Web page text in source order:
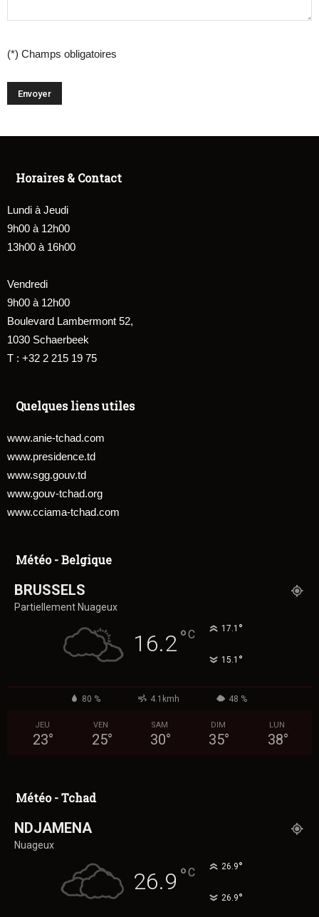
(*) Champs obligatoires
Horaires & Contact
Lundi à Jeudi
9h00 à 12h00
13h00 à 16h00
Vendredi
9h00 à 12h00
Boulevard Lambermont 52,
1030 Schaerbeek
T : +32 2 215 19 75
Quelques liens utiles
www.anie-tchad.com
www.presidence.td
www.sgg.gouv.td
www.gouv-tchad.org
www.cciama-tchad.com
Météo - Belgique
BRUSSELS
Partiellement Nuageux
16.2°C 17.1 °
15.1 °
80 % 4.1kmh 48 %
JEU
23°
VEN
25°
SAM
30°
DIM
35°
LUN
38°
Météo - Tchad
NDJAMENA
Nuageux
26.9 °C 26.9°
26.9°